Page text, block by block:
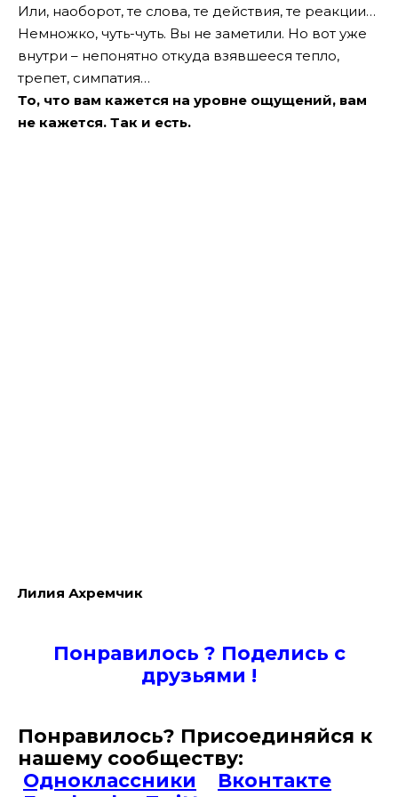
Или, наоборот, те слова, те действия, те реакции…
Немножко, чуть-чуть. Вы не заметили. Но вот уже
внутри – непонятно откуда взявшееся тепло,
трепет, симпатия…
То, что вам кажется на уровне ощущений, вам
не кажется. Так и есть.
Лилия Ахремчик
Понравилось ? Поделись с
друзьями !
Понравилось? Присоединяйся к
нашему сообществу:
Одноклассники
Вконтакте